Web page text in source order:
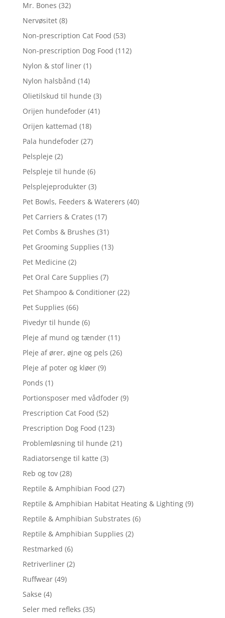
Mr. Bones (32)
Nervøsitet (8)
Non-prescription Cat Food (53)
Non-prescription Dog Food (112)
Nylon & stof liner (1)
Nylon halsbånd (14)
Olietilskud til hunde (3)
Orijen hundefoder (41)
Orijen kattemad (18)
Pala hundefoder (27)
Pelspleje (2)
Pelspleje til hunde (6)
Pelsplejeprodukter (3)
Pet Bowls, Feeders & Waterers (40)
Pet Carriers & Crates (17)
Pet Combs & Brushes (31)
Pet Grooming Supplies (13)
Pet Medicine (2)
Pet Oral Care Supplies (7)
Pet Shampoo & Conditioner (22)
Pet Supplies (66)
Pivedyr til hunde (6)
Pleje af mund og tænder (11)
Pleje af ører, øjne og pels (26)
Pleje af poter og kløer (9)
Ponds (1)
Portionsposer med vådfoder (9)
Prescription Cat Food (52)
Prescription Dog Food (123)
Problemløsning til hunde (21)
Radiatorsenge til katte (3)
Reb og tov (28)
Reptile & Amphibian Food (27)
Reptile & Amphibian Habitat Heating & Lighting (9)
Reptile & Amphibian Substrates (6)
Reptile & Amphibian Supplies (2)
Restmarked (6)
Retriverliner (2)
Ruffwear (49)
Sakse (4)
Seler med refleks (35)